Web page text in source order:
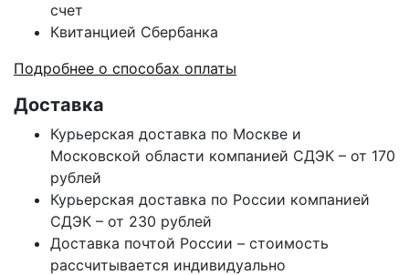
счет
Квитанцией Сбербанка
Подробнее о способах оплаты
Доставка
Курьерская доставка по Москве и
Московской области компанией СДЭК – от 170
рублей
Курьерская доставка по России компанией
СДЭК – от 230 рублей
Доставка почтой России – стоимость
рассчитывается индивидуально